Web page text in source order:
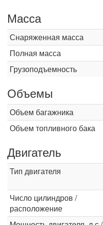
Масса
Снаряженная масса
Полная масса
Грузоподъемность
Объемы
Объем багажника
Объем топливного бака
Двигатель
Тип двигателя
Число цилиндров /
расположение